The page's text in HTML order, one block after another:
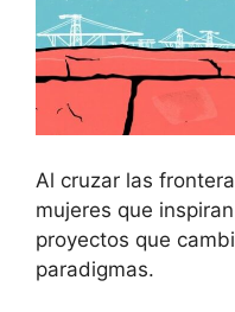
Al cruzar las
mujeres que
proyectos que
paradigmas.